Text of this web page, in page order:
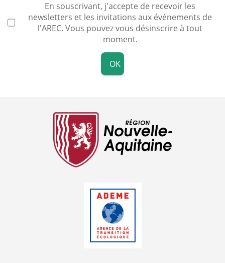
En souscrivant, j'accepte de recevoir les
newsletters et les invitations aux événements de
l'AREC. Vous pouvez vous désinscrire à tout
moment.